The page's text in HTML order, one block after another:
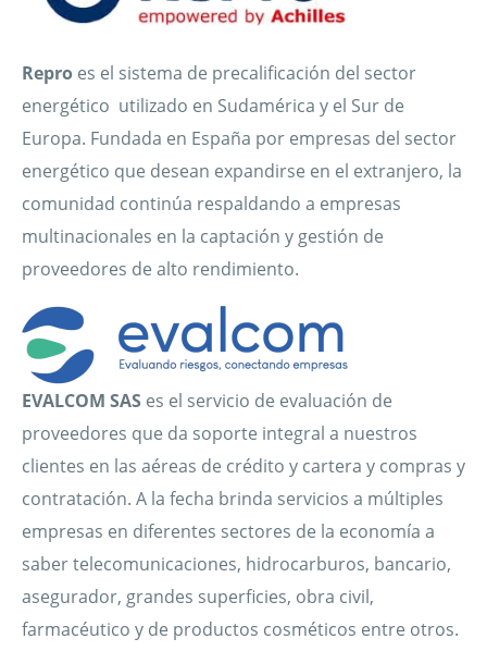
Repro es el sistema de precalificación del sector
energético utilizado en Sudamérica y el Sur de
Europa. Fundada en España por empresas del sector
energético que desean expandirse en el extranjero, la
comunidad continúa respaldando a empresas
multinacionales en la captación y gestión de
proveedores de alto rendimiento.
EVALCOM SAS es el servicio de evaluación de
proveedores que da soporte integral a nuestros
clientes en las aéreas de crédito y cartera y compras y
contratación. A la fecha brinda servicios a múltiples
empresas en diferentes sectores de la economía a
saber telecomunicaciones, hidrocarburos, bancario,
asegurador, grandes superficies, obra civil,
farmacéutico y de productos cosméticos entre otros.